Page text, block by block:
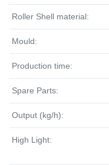
Roller Shell material:
Mould:
Production time:
Spare Parts:
Output (kg/h):
High Light: